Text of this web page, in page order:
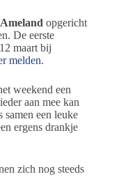
opgericht
De eerste
maart bij
melden.
weekend een
aan mee kan
samen een leuke
ergens drankje
zich nog steeds